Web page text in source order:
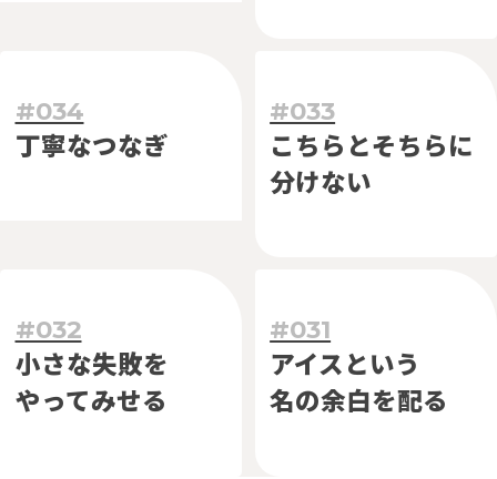
#034
丁寧なつなぎ
#033
こちらとそちらに
分けない
#032
小さな失敗を
やってみせる
#031
アイスという
名の余白を配る